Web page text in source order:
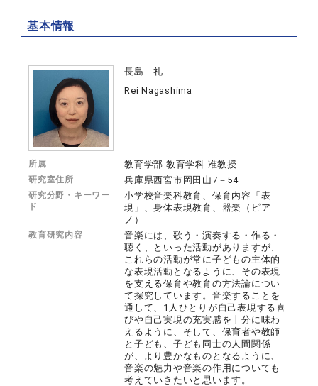
基本情報
長島 礼
Rei Nagashima
所属 教育学部 教育学科 准教授
研究室住所 兵庫県西宮市岡田山7－54
研究分野・キーワー
ド
小学校音楽科教育、保育内容「表
現」、身体表現教育、器楽（ピア
ノ）
教育研究内容
音楽には、歌う・演奏する・作る・
聴く、といった活動がありますが、
これらの活動が常に子どもの主体的
な表現活動となるように、その表現
を支える保育や教育の方法論につい
て探究しています。音楽することを
通して、1人ひとりが自己表現する喜
びや自己実現の充実感を十分に味わ
えるように、そして、保育者や教師
と子ども、子ども同士の人間関係
が、より豊かなものとなるように、
音楽の魅力や音楽の作用についても
考えていきたいと思います。